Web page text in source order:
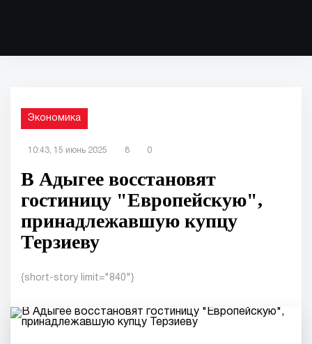
Экономика
10:43, 15 июнь 2025 8 0
В Адыгее восстановят
гостиницу "Европейскую",
принадлежавшую купцу
Терзиеву
{short-story limit="840"}